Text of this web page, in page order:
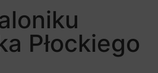
Płockiego